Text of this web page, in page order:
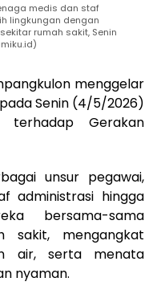
medis dan staf
lingkungan dengan
rumah sakit, Senin
menggelar
Senin (4/5/2026)
terhadap Gerakan
unsur pegawai,
administrasi hingga
bersama-sama
sakit, mengangkat
air, serta menata
nyaman.